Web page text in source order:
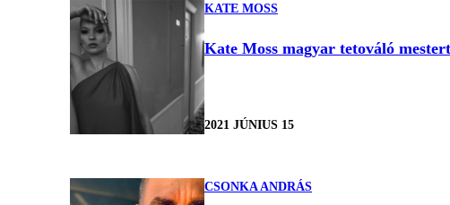
KATE MOSS
Kate Moss magyar tetováló
2021 JÚNIUS 15
CSONKA ANDRÁS